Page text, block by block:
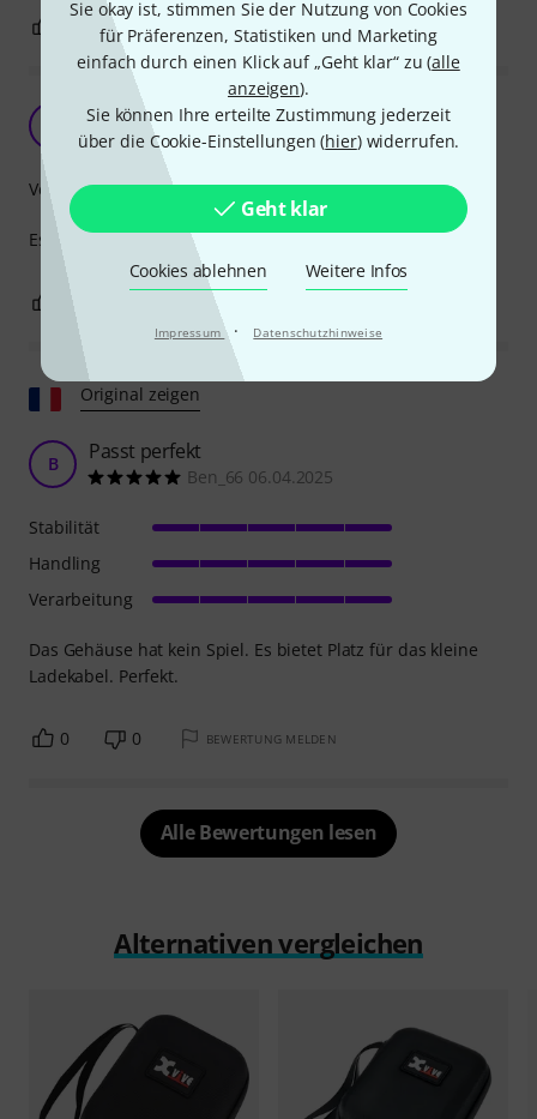
Sie okay ist, stimmen Sie der Nutzung von Cookies
für Präferenzen, Statistiken und Marketing
einfach durch einen Klick auf „Geht klar“ zu (alle
anzeigen).
Sie können Ihre erteilte Zustimmung jederzeit
über die Cookie-Einstellungen (hier) widerrufen.
Geht klar
Cookies ablehnen Weitere Infos
Impressum · Datenschutzhinweise
0 BEWERTUNG MELDEN
Perfektes Case
rs4000 20.03.2023
Es passen auch noch alle Kabel mit rein.
Verarbeitung
BEWERTUNG MELDEN
Original zeigen
B Passt perfekt
Ben_66 06.04.2025
Das Gehäuse hat kein Spiel. Es bietet Platz für das kleine
Ladekabel. Perfekt.
Stabilität
Handling
Verarbeitung
0 0 BEWERTUNG MELDEN
Alle Bewertungen lesen
Alternativen vergleichen